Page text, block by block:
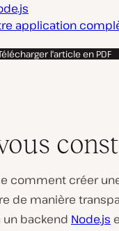
application
l'article en PDF
comment créer
de manière
un backend Node.js